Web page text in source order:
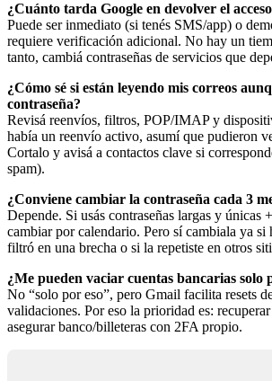
¿Cuánto tarda Google en devolver el
Puede ser inmediato (si tenés SMS/app) o
requiere verificación adicional. No hay un
tanto, cambiá contraseñas de servicios que
¿Cómo sé si están leyendo mis correos
contraseña?
Revisá reenvíos, filtros, POP/IMAP y
había un reenvío activo, asumí que pudieron
Cortalo y avisá a contactos clave si
spam).
¿Conviene cambiar la contraseña cada 3
Depende. Si usás contraseñas largas y únicas
cambiar por calendario. Pero sí cambiala ya si
filtró en una brecha o si la repetiste en otros
¿Me pueden vaciar cuentas bancarias solo
No “solo por eso”, pero Gmail facilita resets
validaciones. Por eso la prioridad es:
asegurar banco/billeteras con 2FA propio.